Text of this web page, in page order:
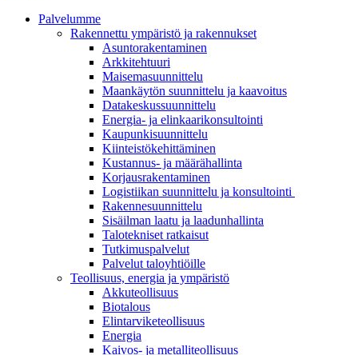
Palvelumme
Rakennettu ympäristö ja rakennukset
Asuntorakentaminen
Arkkitehtuuri
Maisemasuunnittelu
Maankäytön suunnittelu ja kaavoitus
Datakeskussuunnittelu
Energia- ja elinkaarikonsultointi
Kaupunkisuunnittelu
Kiinteistökehittäminen
Kustannus- ja määrähallinta
Korjausrakentaminen
Logistiikan suunnittelu ja konsultointi
Rakennesuunnittelu
Sisäilman laatu ja laadunhallinta
Talotekniset ratkaisut
Tutkimuspalvelut
Palvelut taloyhtiöille
Teollisuus, energia ja ympäristö
Akkuteollisuus
Biotalous
Elintarviketeollisuus
Energia
Kaivos- ja metalliteollisuus